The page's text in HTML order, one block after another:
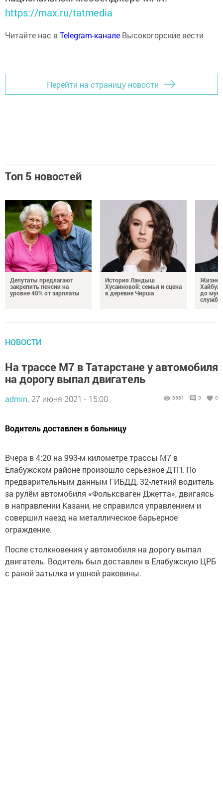
https://max.ru/tatmedia
Читайте нас вTelegram-канале Высокогорские вести
Перейти на страницу новости
Топ 5 новостей
Депутаты предлагают
закрепить пенсии на
уровне 40% от зарплаты
История Ландыш
Хусаиновой: семья и сцена
в деревне Чирша
до
службы
НОВОСТИ
На трассе М7 в Татарстане у автомобиля
на дорогу выпал двигатель
admin, 27 июня 2021 - 15:00 3581 0 0
Водитель доставлен в больницу
Вчера в 4:20 на 993-м километре трассы М7 в
Елабужском районе произошло серьезное ДТП. По
предварительным данным ГИБДД, 32-летний водитель
за рулём автомобиля «Фольксваген Джетта», двигаясь
в направлении Казани, не справился управлением и
совершил наезд на металлическое барьерное
ограждение.
После столкновения у автомобиля на дорогу выпал
двигатель. Водитель был доставлен в Елабужскую ЦРБ
с раной затылка и ушной раковины.